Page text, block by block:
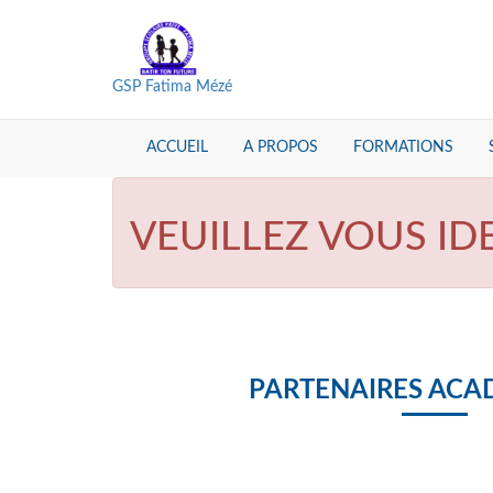
GSP Fatima Mézé
ACCUEIL A PROPOS FORMATIONS
VEUILLEZ VOUS
PARTENAIRES